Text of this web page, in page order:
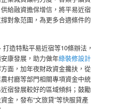
給融資擔保增信，將平易近宿
對象范圍，為更多合適條件的
造特點平易近宿等10條辦法，
康發展，助力做年綠裝修設計
面，加年夜財政資金攙扶，從
村廳等部門相關專項資金中統
宿發展較好的區域傾斜；鼓勵
金，發布“文旅貸”等快服貸產